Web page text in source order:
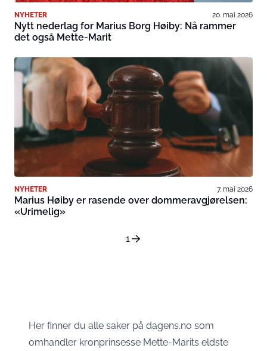
NYHETER 20. mai 2026
Nytt nederlag for Marius Borg Høiby: Nå rammer
det også Mette-Marit
NYHETER 7. mai 2026
Marius Høiby er rasende over dommeravgjørelsen:
«Urimelig»
1
Her finner du alle saker på dagens.no som
omhandler kronprinsesse Mette-Marits eldste